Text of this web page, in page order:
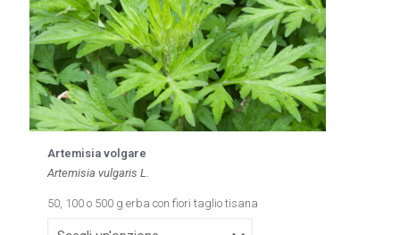
prodotto
Artemisia volgare
Artemisia vulgaris L.
50, 100 o 500 g erba con fiori taglio tisana